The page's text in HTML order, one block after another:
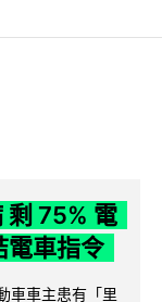
剩 75% 電
電車指令
車車主患有「里